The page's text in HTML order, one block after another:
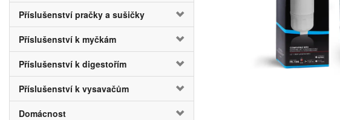
Příslušenství pračky a sušičky
Příslušenství k myčkám
Příslušenství k digestořím
Příslušenství k vysavačům
Domácnost